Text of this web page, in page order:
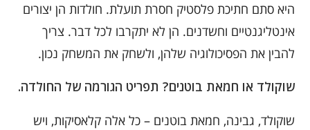
היא סתם חתיכת פלסטיק חסרת תועלת. חולדות הן יצורים
אינטליגנטיים וחשדנים. הן לא יתקרבו לכל דבר. צריך
להבין את הפסיכולוגיה שלהן, ולשחק את המשחק נכון.
שוקולד או חמאת בוטנים? תפריט הגורמה של החולדה.
שוקולד, גבינה, חמאת בוטנים – כל אלה קלאסיקות, ויש